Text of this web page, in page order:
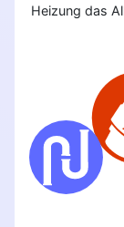
Heizung das